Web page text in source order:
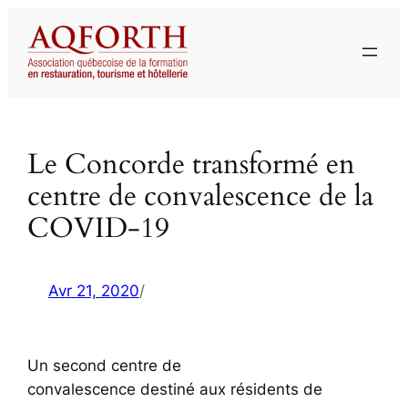
contenu
Le Concorde transformé en
centre de convalescence de la
COVID-19
Avr 21, 2020/
Un second centre de
convalescence destiné aux résidents de